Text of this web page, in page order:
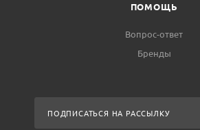
ПОМОЩЬ
Вопрос-ответ
Бренды
ПОДПИСАТЬСЯ НА РАССЫЛКУ